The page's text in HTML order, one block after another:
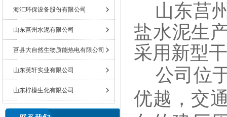
海汇环保设备股份有限公司
山东莒州水泥有限公司
莒县大自然生物质能热电有限公司
山东英轩实业有限公司
山东柠檬生化有限公司
山东莒
盐水泥生
采用新型
公司位
优越，交